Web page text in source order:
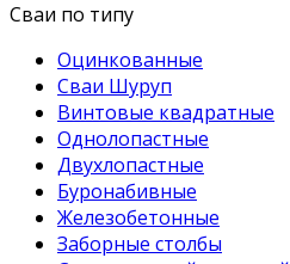
Сваи по типу
Оцинкованные
Сваи Шуруп
Винтовые квадратные
Однолопастные
Двухлопастные
Буронабивные
Железобетонные
Заборные столбы